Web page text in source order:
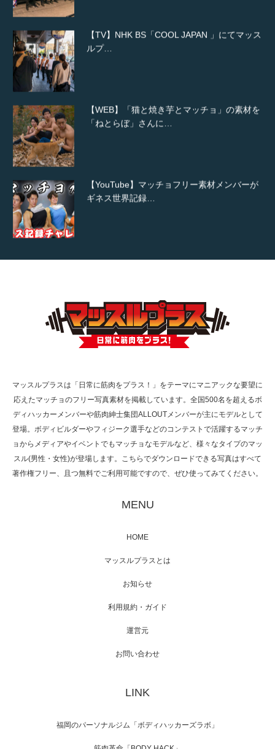
【TV】NHK BS「COOL JAPAN 」にてマッス
ルプ…
【WEB】「猫と焼き芋とマッチョ」の素材を
「ねとらぼ」さんに…
【YouTube】マッチョフリー素材メンバーが
ギネス世界記録…
【TV】TBS番組「ひるおび」にてマッスルプ
TOKYO FMラジオ番組「ONE MORNING」
で紹介さ…
た（6/8放送）
映画「メカバース」舞台挨拶へマッスルプラ
【TV】NHK BS「COOL JAPAN 」にてマッス
「ねとらぼ」さんに…
マッスルプラスは「日常に筋肉をプラス！」をテーマにマニアックな要望に
応えたマッチョのフリー写真素材を掲載しています。全国500名を超えるボ
ディハッカーメンバーや筋肉紳士集団ALLOUTメンバーが主にモデルとして
登場。ボディビルダーやフィジーク選手などのコンテストで活躍するマッチ
ョからメディアやイベントでもマッチョなモデルなど、様々なタイプのマッ
スル(男性・女性)が登場します。こちらでダウンロードできる写真はすべて
著作権フリー、且つ無料でご利用可能ですので、ぜひ使ってみてください。
MENU
HOME
マッスルプラスとは
お知らせ
利用規約・ガイド
運営元
お問い合わせ
LINK
福岡のパーソナルジム「ボディハッカーズラボ」